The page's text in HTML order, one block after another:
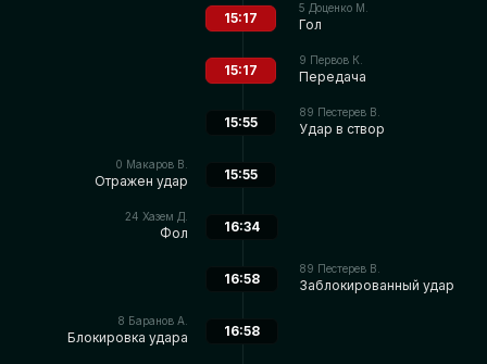
5 Доценко М.
Гол
15:17
9 Первов К.
Передача
15:17
89 Пестерев В.
Удар в створ
15:55
0 Макаров В.
Отражен удар 15:55
24 Хазем Д.
Фол 16:34
89 Пестерев В.
Заблокированный удар
16:58
8 Баранов А.
Блокировка удара 16:58